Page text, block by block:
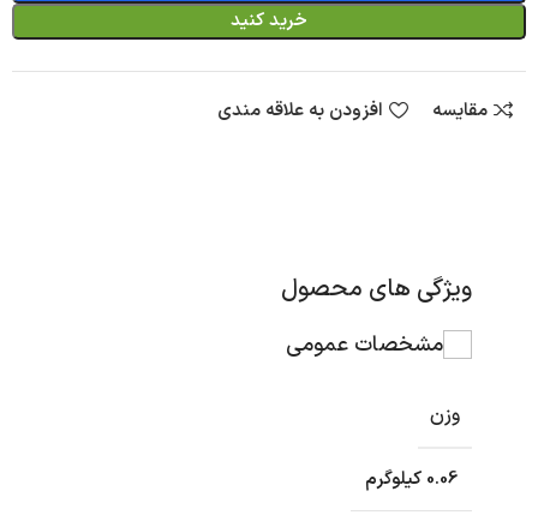
خرید کنید
مقایسه افزودن به علاقه مندی
ویژگی های محصول
مشخصات عمومی
وزن
0.06 کیلوگرم